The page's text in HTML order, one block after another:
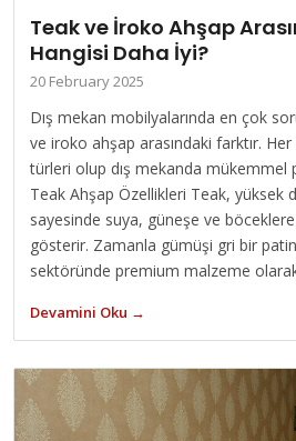
Teak ve İroko Ahşap
Hangisi Daha İyi?
20 February 2025
Dış mekan mobilyalarında en çok
ve iroko ahşap arasındaki farktır.
türleri olup dış mekanda
Teak Ahşap Özellikleri Teak, yüksek
sayesinde suya, güneşe ve böceklere
gösterir. Zamanla gümüşi gri bir
sektöründe premium malzeme
Devamini Oku →